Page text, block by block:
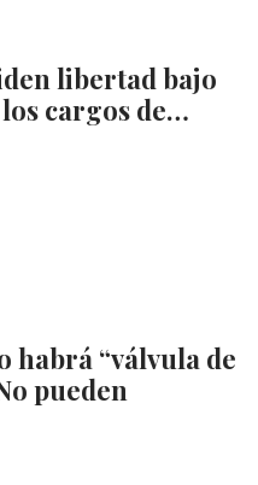
libertad bajo
cargos de…
habrá “válvula de
pueden